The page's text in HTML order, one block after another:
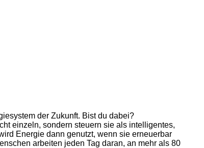
der Zukunft. Bist du dabei?
einzeln, sondern steuern sie als intelligentes,
Energie dann genutzt, wenn sie erneuerbar
arbeiten jeden Tag daran, an mehr als 80